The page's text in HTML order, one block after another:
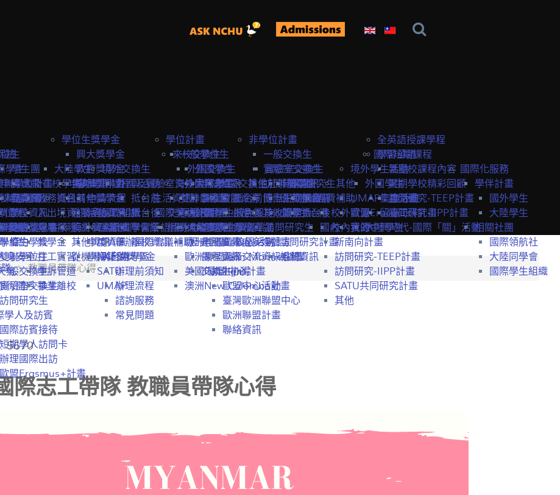
險
學生團
保
商業保
險
全民健
保
身安全
氣
行開戶
學位生獎學金
興大獎學金
政府獎學金
專案獎學金
其他獎學金
學位計畫
一般學位生
外國學生
大陸學生
雙聯學位生
外國學生
大陸學生
非學位計畫
一般交換生
實驗室交換生
訪問研究生
國際短期課程
全英語授課學程
學習華語
生
學生
申請資訊
課程資訊
大陸學生
申請資訊
來校交換生
外國交換生
申請資訊
課程資訊
交換生心得
實驗室交換生
申請資訊
研究室資訊
交換生心得
大陸交換生
申請資訊
課程資訊
交換生心得
訪問研究生
訪問研究計畫
相關資訊
國際短期課程
暑期校課程內容
暑期學校精彩回顧
訪問研究-TEEP計畫
訪問研究-IIPP計畫
大陸在校學生
教務資訊
入出境資訊
親屬探親
獎學金
打工實習
申訴管道
畢業離校
境外交換生
外國及實驗室交換生
抵台前
抵台後
學習華語
離校資訊
大陸交換生
抵台前
抵台後
離校資訊
訪問研究生
抵台前
抵台後
境外學生活動
外國學生
年度活動
留臺工作
大陸學生
國際化服務
學伴計畫
國外學生
大陸學生
相關社團
國際領航社
大陸同學會
國際學生組織
聯學位計畫
申請流程
學校資訊
雙聯獎學金
海外短期課程與活動
申請流程
活動資訊
海外實習計畫
申請資訊
學海築夢獎學金
海外國際志工
計畫緣起
服務目標
申請資訊
歷史回顧
其他赴外獎學金
博士生獎學金
其他獎學金
其他
UMAP交換計畫
歐盟Erasmus+計畫
我的中興時代-國際「關」活動
人訪問卡
流程
要點
抵台前
邀請函&工作證
簽證&居留證
其他資訊
從機場到台中
生活資訊
交通資訊
相關連結
校園資源
校內設施&服務
學習華語
校園活動
經費補助
校外資源
校內資源
位
締約注意事項
締約學校
參與國際組織
EAIE
APAIE
NAFSA
SATU
UMAP
國際獎助計畫
國外
歐洲聯盟Erasmus+計畫
歐洲聯盟Jean Monnet計畫
美國Fulbright計畫
澳洲New Colombo計畫
國內
新南向計畫
訪問研究-TEEP計畫
訪問研究-IIPP計畫
SATU共同研究計畫
其他
學生
學位生
雙聯學位生
一般交換生
實驗室交換生
訪問研究生
學人及訪賓
國際訪賓接待
短期學人訪問卡
辦理國際出訪
歐盟Erasmus+計畫
主辦國際會議
舉辦國際會議補助
入台證專區
辦理前須知
辦理流程
諮詢服務
常見問題
國際化資源
國際處多媒體
國際交流資訊系統
歐盟中心
歐盟中心活動
臺灣歐洲聯盟中心
歐洲聯盟計畫
聯絡資訊
教職員帶隊心得
5670
際志工帶隊 教職員帶隊心得